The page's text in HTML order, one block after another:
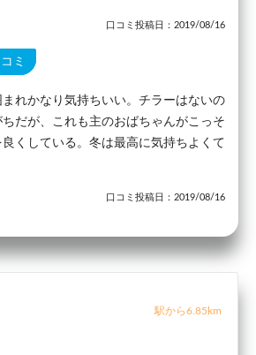
口コミ投稿日：2019/08/16
ミ
れかなり気持ちいい。チラーはないの
だが、これも主のおばちゃんがこっそ
くしている。冬は最高に気持ちよくて
口コミ投稿日：2019/08/16
駅から6.85km